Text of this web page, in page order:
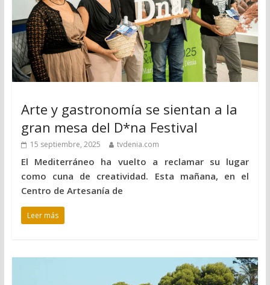
Arte y gastronomía se sientan a la
gran mesa del D*na Festival
15 septiembre, 2025 tvdenia.com
El Mediterráneo ha vuelto a reclamar su lugar
como cuna de creatividad. Esta mañana, en el
Centro de Artesanía de
Leer más